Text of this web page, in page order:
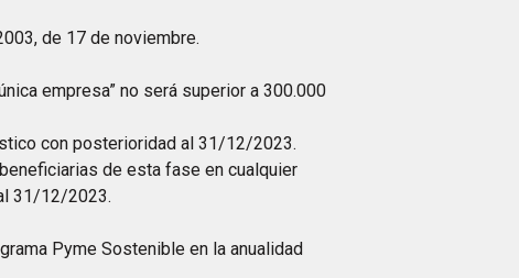
de 17 de noviembre.
empresa” no será superior a 300.000
con posterioridad al 31/12/2023.
de esta fase en cualquier
31/12/2023.
Pyme Sostenible en la anualidad